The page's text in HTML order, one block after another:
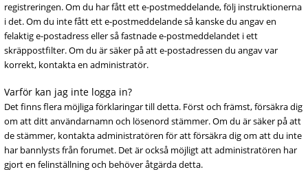
registreringen. Om du har fått ett e-postmeddelande, följ instruktionerna
i det. Om du inte fått ett e-postmeddelande så kanske du angav en
felaktig e-postadress eller så fastnade e-postmeddelandet i ett
skräppostfilter. Om du är säker på att e-postadressen du angav var
korrekt, kontakta en administratör.
Varför kan jag inte logga in?
Det finns flera möjliga förklaringar till detta. Först och främst, försäkra dig
om att ditt användarnamn och lösenord stämmer. Om du är säker på att
de stämmer, kontakta administratören för att försäkra dig om att du inte
har bannlysts från forumet. Det är också möjligt att administratören har
gjort en felinställning och behöver åtgärda detta.